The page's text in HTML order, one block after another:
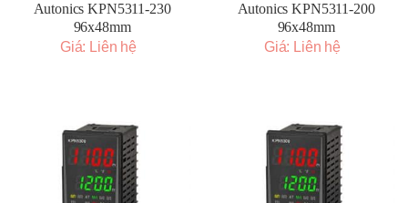
Autonics KPN5311-230
96x48mm
Giá: Liên hệ
Autonics KPN5311-200
96x48mm
Giá: Liên hệ